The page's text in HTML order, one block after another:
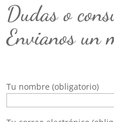
Dudas o
Envianos un
Tu nombre (obligatorio)